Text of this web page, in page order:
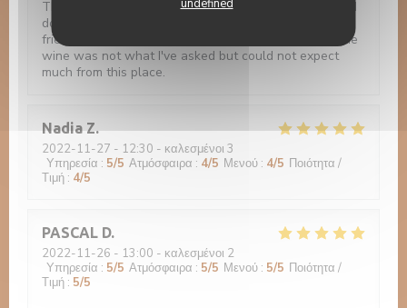
The photos are misleading. The food is very basic and
does not worth the visit. Although the staff is very
friendly, I've asked half a bottle and I'm pretty sure the
wine was not what I've asked but could not expect
much from this place.
Nadia Z
2022-11-27 - 12:30 - καλεσμένοι 3
Υπηρεσία : 5/5 Ατμόσφαιρα : 4/5 Μενού : 4/5 Ποιότητα /
Τιμή : 4/5
PASCAL D
2022-11-26 - 13:00 - καλεσμένοι 2
Υπηρεσία : 5/5 Ατμόσφαιρα : 5/5 Μενού : 5/5 Ποιότητα /
Τιμή : 5/5